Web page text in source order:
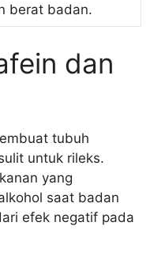
berat badan.
dan
tubuh
untuk rileks.
yang
saat badan
efek negatif pada